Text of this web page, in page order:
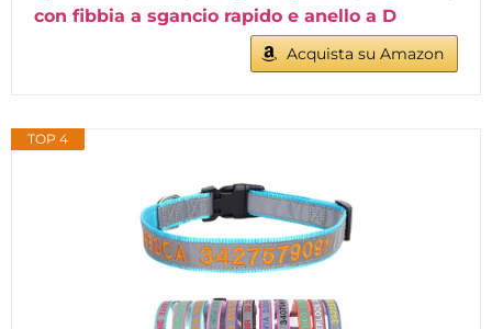
con fibbia a sgancio rapido e anello a D
Acquista su Amazon
TOP 4